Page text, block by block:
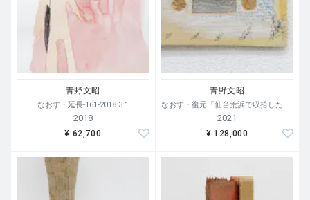
青野文昭
なおす・延長-161-2018.3.1
2018
¥ 62,700
青野文昭
2021
¥ 128,000